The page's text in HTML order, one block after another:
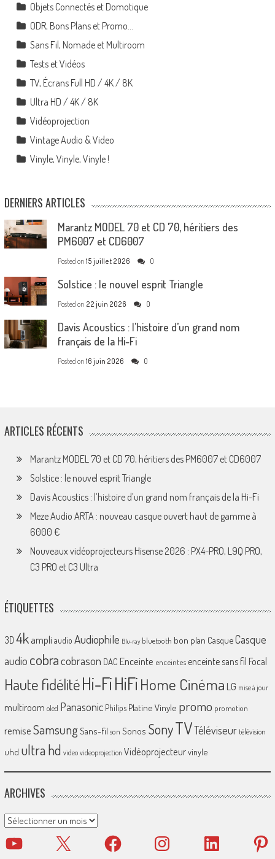
Objets Connectés et Domotique
ODR, Bons Plans et Promo…
Sans Fil, Nomade et Multiroom
Tests et Vidéos
TV, Écrans Full HD / 4K / 8K
Ultra HD / 4K / 8K
Vidéoprojection
Vintage Audio & Video
Vinyle, Vinyle, Vinyle !
DERNIERS ARTICLES
Marantz MODEL 70 et CD 70, héritiers des
PM6007 et CD6007
Posted on 15 juillet 2026 0
Solstice : le nouvel esprit Triangle
Posted on 22 juin 2026 0
Davis Acoustics : l’histoire d’un grand nom
français de la Hi-Fi
Posted on 16 juin 2026 0
ARTICLES RÉCENTS
Marantz MODEL 70 et CD 70, héritiers des PM6007 et CD6007
Solstice : le nouvel esprit Triangle
Davis Acoustics : l’histoire d’un grand nom français de la Hi-Fi
Meze Audio ARTA : nouveau casque ouvert haut de gamme à
6000 €
Nouveaux vidéoprojecteurs Hisense 2026 : PX4-PRO, L9Q PRO,
C3 PRO et C3 Ultra
ÉTIQUETTES
3D 4k ampliaudio Audiophile Blu-ray bluetooth bon plan CasqueCasque
audio cobracobrason DAC Enceinte enceintes enceinte sans fil Focal
Haute fidélitéHi-FiHiFiHome Cinéma LG mise à jour
multiroom oled Panasonic Philips Platine Vinyle promo promotion
remiseSamsungSans-fil son Sonos SonyTVTéléviseur télévision
uhd ultra hd video videoprojection Vidéoprojecteurvinyle
ARCHIVES
Archives
YouTube X Facebook Instagram LinkedIn